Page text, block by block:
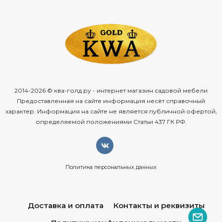
2014-2026 © ква-голд.ру - интернет магазин садовой мебели
Предоставленная на сайте информация несёт справочный
характер. Информация на сайте не является публичной офертой,
определяемой положениями Статьи 437 ГК РФ.
Политика персональных данных
Доставка и оплата
Контакты и реквизиты